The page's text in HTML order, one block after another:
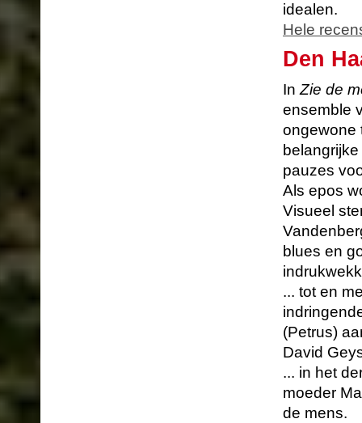
idealen.
Hele
Den
In Zie de
ensemble
ongewone
pauzes
Als epos
Visueel
blues en
... tot en
(Petrus)
David
... in het
moeder
de mens.